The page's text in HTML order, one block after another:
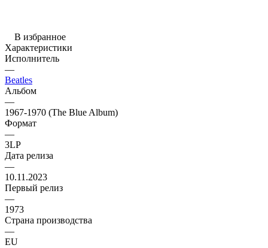
В избранное
Характеристики
Исполнитель
—
Beatles
Альбом
—
1967-1970 (The Blue Album)
Формат
—
3LP
Дата релиза
—
10.11.2023
Первый релиз
—
1973
Страна производства
—
EU